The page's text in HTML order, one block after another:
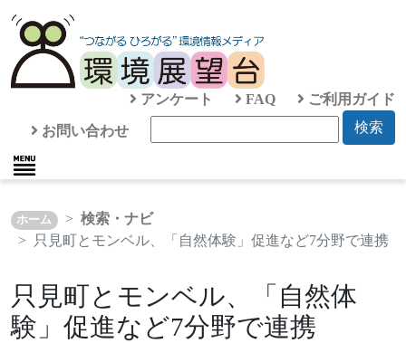
アンケート FAQ ご利用ガイド
お問い合わせ 検索
ホーム
検索・ナビ
只見町とモンベル、「自然体験」促進など7分野で連携
只見町とモンベル、「自然体
験」促進など7分野で連携